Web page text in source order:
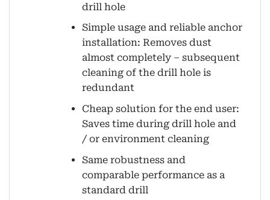
drill hole
Simple usage and reliable anchor
installation: Removes dust
almost completely – subsequent
cleaning of the drill hole is
redundant
Cheap solution for the end user:
Saves time during drill hole and
/ or environment cleaning
Same robustness and
comparable performance as a
standard drill